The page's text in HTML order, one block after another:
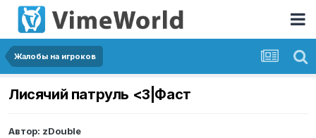
Жалобы на игроков
Лисячий патруль <3|Фаст
Автор: zDouble